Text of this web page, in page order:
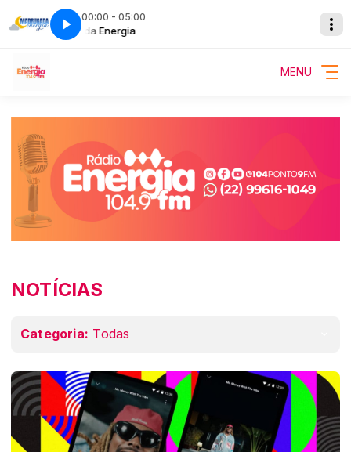
00:00 - 05:00
Madrugada Energia Madrugada Energia
MENU
NOTÍCIAS
Categoria: Todas